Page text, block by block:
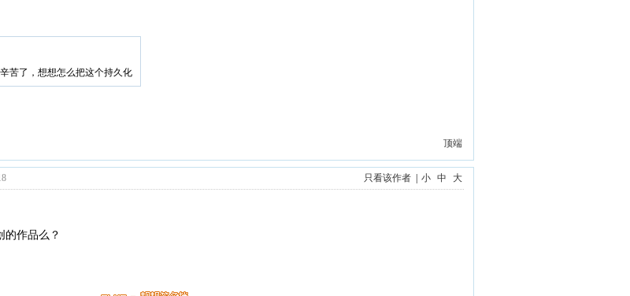
苦了，想想怎么把这个持久化
顶端
只看该作者 小 中 大
的作品么？